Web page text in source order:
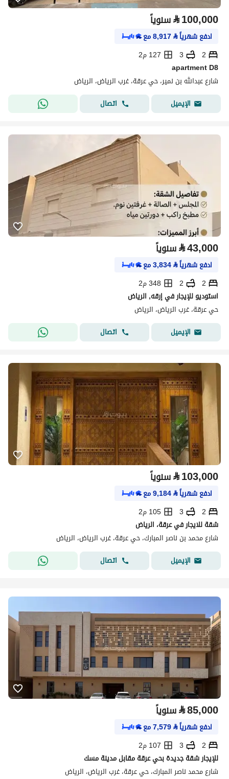
⃁100,000 سنوياً
ادفع شهرياً⃁
8,917مع
2
3
127 م2
apartment D8
شارع عبدالله بن نمير، حي عرقة، غرب الرياض، الرياض
الإيميل
اتصال
⃁43,000 سنوياً
ادفع شهرياً⃁
3,834مع
2
2
348 م2
استوديو للإيجار في إرقه, الرياض
حي عرقة، غرب الرياض، الرياض
الإيميل
اتصال
⃁103,000 سنوياً
ادفع شهرياً⃁
9,184مع
2
3
105 م2
شقة للايجار في عرقة، الرياض
شارع محمد بن ناصر المبارك، حي عرقة، غرب الرياض، الرياض
الإيميل
اتصال
⃁85,000 سنوياً
ادفع شهرياً⃁
7,579مع
2
3
107 م2
للإيجار شقة جديدة بحي عرقة مقابل مدينة مسك
شارع محمد ناصر المبارك، حي عرقة، غرب الرياض، الرياض